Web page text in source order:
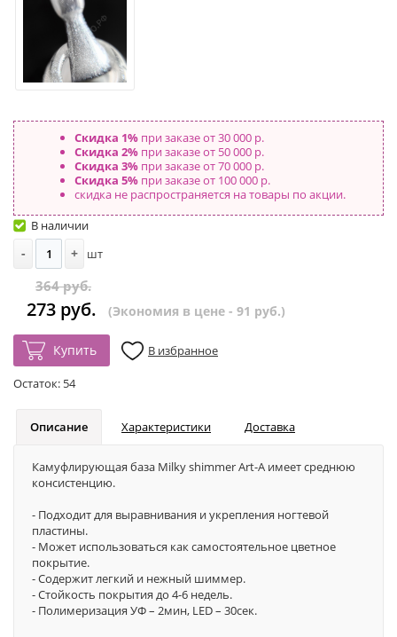
Скидка 1%при заказе от 30 000 р.
Скидка 2%при заказе от 50 000 р.
Скидка 3%при заказе от 70 000 р.
Скидка 5%при заказе от 100 000 р.
скидка не распространяется на товары по акции.
В наличии
- + шт
364 руб.
273 руб. (Экономия в цене - 91 руб.)
Купить В избранное
Остаток: 54
Описание Характеристики Доставка
Камуфлирующая база Milky shimmer Art-A имеет среднюю
консистенцию.
- Подходит для выравнивания и укрепления ногтевой
пластины.
- Может использоваться как самостоятельное цветное
покрытие.
- Содержит легкий и нежный шиммер.
- Стойкость покрытия до 4-6 недель.
- Полимеризация УФ – 2мин, LED – 30сек.